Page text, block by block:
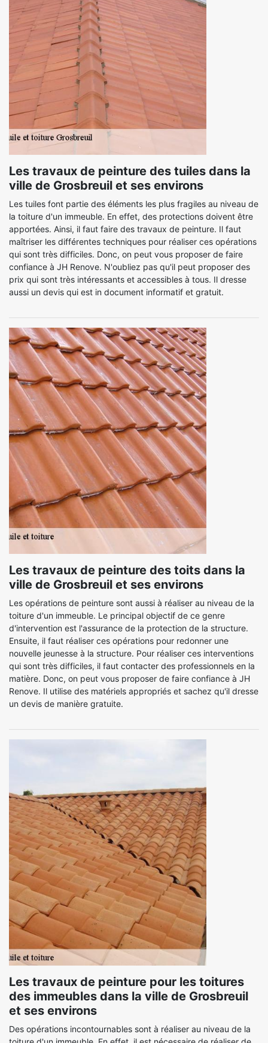
Les travaux de peinture des tuiles dans la
ville de Grosbreuil et ses environs
Les tuiles font partie des éléments les plus fragiles au niveau de
la toiture d'un immeuble. En effet, des protections doivent être
apportées. Ainsi, il faut faire des travaux de peinture. Il faut
maîtriser les différentes techniques pour réaliser ces opérations
qui sont très difficiles. Donc, on peut vous proposer de faire
confiance à JH Renove. N'oubliez pas qu'il peut proposer des
prix qui sont très intéressants et accessibles à tous. Il dresse
aussi un devis qui est in document informatif et gratuit.
Les travaux de peinture des toits dans la
ville de Grosbreuil et ses environs
Les opérations de peinture sont aussi à réaliser au niveau de la
toiture d'un immeuble. Le principal objectif de ce genre
d'intervention est l'assurance de la protection de la structure.
Ensuite, il faut réaliser ces opérations pour redonner une
nouvelle jeunesse à la structure. Pour réaliser ces interventions
qui sont très difficiles, il faut contacter des professionnels en la
matière. Donc, on peut vous proposer de faire confiance à JH
Renove. Il utilise des matériels appropriés et sachez qu'il dresse
un devis de manière gratuite.
Les travaux de peinture pour les toitures
des immeubles dans la ville de Grosbreuil
et ses environs
Des opérations incontournables sont à réaliser au niveau de la